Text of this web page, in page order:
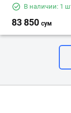
В наличии: 1
83 850 сум